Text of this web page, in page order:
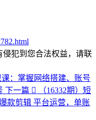
犯到您合法权益，请联
课：掌握网络搭建、账号
下一篇
（16332期）短
款剪辑 平台运营，单账